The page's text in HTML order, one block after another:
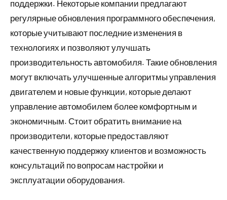
поддержки. Некоторые компании предлагают
регулярные обновления программного обеспечения,
которые учитывают последние изменения в
технологиях и позволяют улучшать
производительность автомобиля. Такие обновления
могут включать улучшенные алгоритмы управления
двигателем и новые функции, которые делают
управление автомобилем более комфортным и
экономичным. Стоит обратить внимание на
производители, которые предоставляют
качественную поддержку клиентов и возможность
консультаций по вопросам настройки и
эксплуатации оборудования.